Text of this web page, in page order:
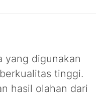
yang digunakan
tinggi.
hasil olahan dari